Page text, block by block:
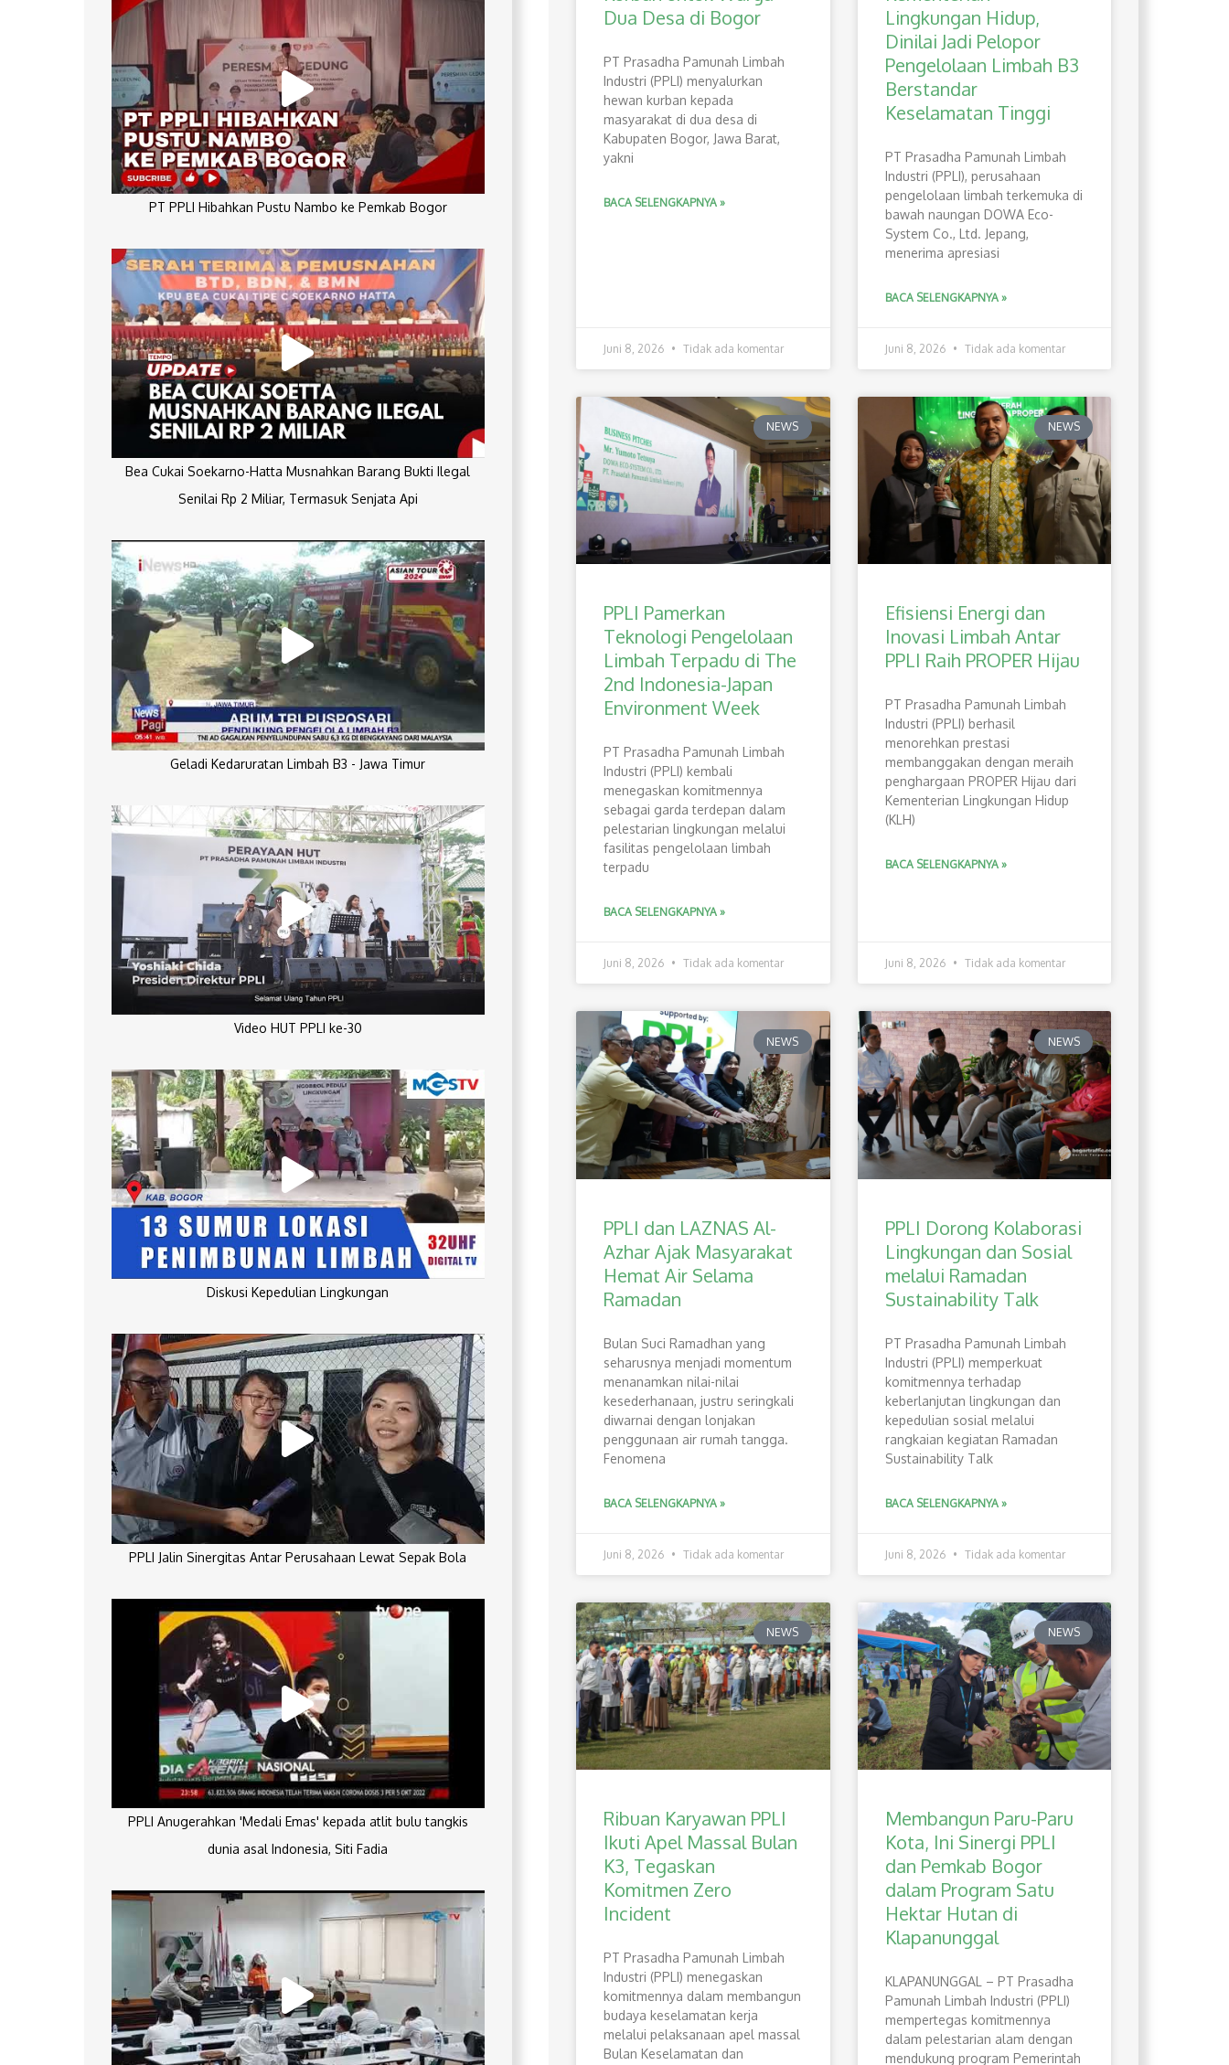
PT PPLI Hibahkan Pustu Nambo ke Pemkab Bogor
Bea Cukai Soekarno-Hatta Musnahkan Barang Bukti Ilegal
Senilai Rp 2 Miliar, Termasuk Senjata Api
Geladi Kedaruratan Limbah B3 - Jawa Timur
Video HUT PPLI ke-30
Diskusi Kepedulian Lingkungan
PPLI Jalin Sinergitas Antar Perusahaan Lewat Sepak Bola
PPLI Anugerahkan 'Medali Emas' kepada atlit bulu tangkis
dunia asal Indonesia, Siti Fadia
Dua Desa di Bogor
PT Prasadha Pamunah Limbah
Industri (PPLI) menyalurkan
hewan kurban kepada
masyarakat di dua desa di
Kabupaten Bogor, Jawa Barat,
yakni
BACA SELENGKAPNYA »
Juni 8, 2026 Tidak ada komentar
Lingkungan Hidup,
Dinilai Jadi Pelopor
Pengelolaan Limbah B3
Berstandar
Keselamatan Tinggi
PT Prasadha Pamunah Limbah
Industri (PPLI), perusahaan
pengelolaan limbah terkemuka di
bawah naungan DOWA Eco-
System Co., Ltd. Jepang,
menerima apresiasi
BACA SELENGKAPNYA »
Juni 8, 2026 Tidak ada komentar
NEWS
PPLI Pamerkan
Teknologi Pengelolaan
Limbah Terpadu di The
2nd Indonesia-Japan
Environment Week
PT Prasadha Pamunah Limbah
Industri (PPLI) kembali
menegaskan komitmennya
sebagai garda terdepan dalam
pelestarian lingkungan melalui
fasilitas pengelolaan limbah
terpadu
BACA SELENGKAPNYA »
Juni 8, 2026 Tidak ada komentar
NEWS
Efisiensi Energi dan
Inovasi Limbah Antar
PPLI Raih PROPER Hijau
PT Prasadha Pamunah Limbah
Industri (PPLI) berhasil
menorehkan prestasi
membanggakan dengan meraih
penghargaan PROPER Hijau dari
Kementerian Lingkungan Hidup
(KLH)
BACA SELENGKAPNYA »
Juni 8, 2026 Tidak ada komentar
NEWS
PPLI dan LAZNAS Al-
Azhar Ajak Masyarakat
Hemat Air Selama
Ramadan
Bulan Suci Ramadhan yang
seharusnya menjadi momentum
menanamkan nilai-nilai
kesederhanaan, justru seringkali
diwarnai dengan lonjakan
penggunaan air rumah tangga.
Fenomena
BACA SELENGKAPNYA »
Juni 8, 2026 Tidak ada komentar
NEWS
PPLI Dorong Kolaborasi
Lingkungan dan Sosial
melalui Ramadan
Sustainability Talk
PT Prasadha Pamunah Limbah
Industri (PPLI) memperkuat
komitmennya terhadap
keberlanjutan lingkungan dan
kepedulian sosial melalui
rangkaian kegiatan Ramadan
Sustainability Talk
BACA SELENGKAPNYA »
Juni 8, 2026 Tidak ada komentar
NEWS
Ribuan Karyawan PPLI
Ikuti Apel Massal Bulan
K3, Tegaskan
Komitmen Zero
Incident
PT Prasadha Pamunah Limbah
Industri (PPLI) menegaskan
komitmennya dalam membangun
budaya keselamatan kerja
melalui pelaksanaan apel massal
Bulan Keselamatan dan
NEWS
Membangun Paru-Paru
Kota, Ini Sinergi PPLI
dan Pemkab Bogor
dalam Program Satu
Hektar Hutan di
Klapanunggal
​KLAPANUNGGAL – PT Prasadha
Pamunah Limbah Industri (PPLI)
mempertegas komitmennya
dalam pelestarian alam dengan
mendukung program Pemerintah